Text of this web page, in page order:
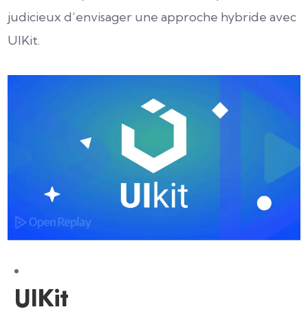
judicieux d’envisager une approche hybride avec
UIKit.
UIKit